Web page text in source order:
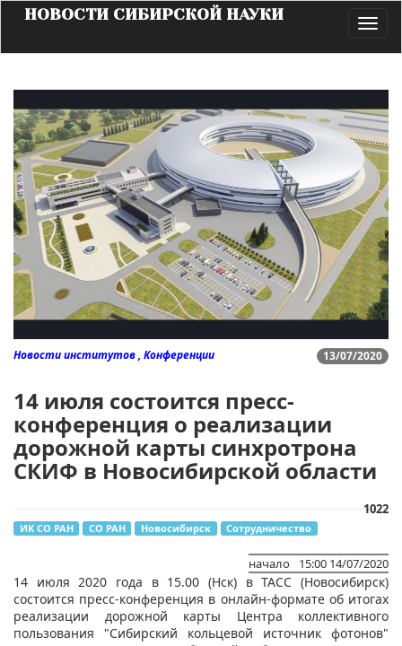
НОВОСТИ СИБИРСКОЙ НАУКИ
13/07/2020
Новости институтов , Конференции
14 июля состоится пресс-
конференция о реализации
дорожной карты синхротрона
СКИФ в Новосибирской области
1022
ИК СО РАН СО РАН Новосибирск Сотрудничество
начало 15:00 14/07/2020
​14 июля 2020 года в 15.00 (Нск) в ТАСС (Новосибирск)
состоится пресс-конференция в онлайн-формате об итогах
реализации дорожной карты Центра коллективного
пользования "Сибирский кольцевой источник фотонов"